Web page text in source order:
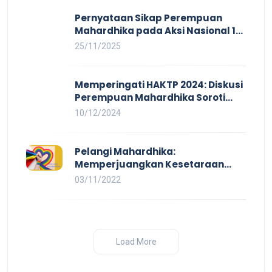
Pernyataan Sikap Perempuan
Mahardhika pada Aksi Nasional 16
HAKTP 2025 Kerja Layak dan Bebas
25/11/2025
Memperingati HAKTP 2024: Diskusi
Perempuan Mahardhika Soroti
Kerja Layak yang Inklusif bagi
10/12/2024
Pelangi Mahardhika:
Memperjuangkan Kesetaraan
untuk Pekerja LBTQ
03/11/2022
Load More